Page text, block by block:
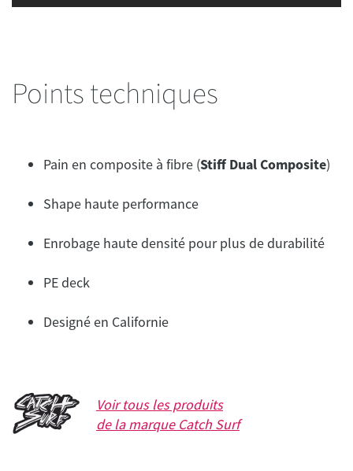
Points techniques
Pain en composite à fibre (Stiff Dual Composite)
Shape haute performance
Enrobage haute densité pour plus de durabilité
PE deck
Designé en Californie
Voir tous les produits
de la marque Catch Surf